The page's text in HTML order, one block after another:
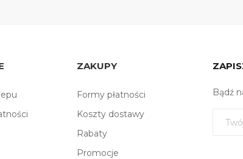
ZAKUPY
Formy płatności
Koszty dostawy
Rabaty
Promocje
Bądź